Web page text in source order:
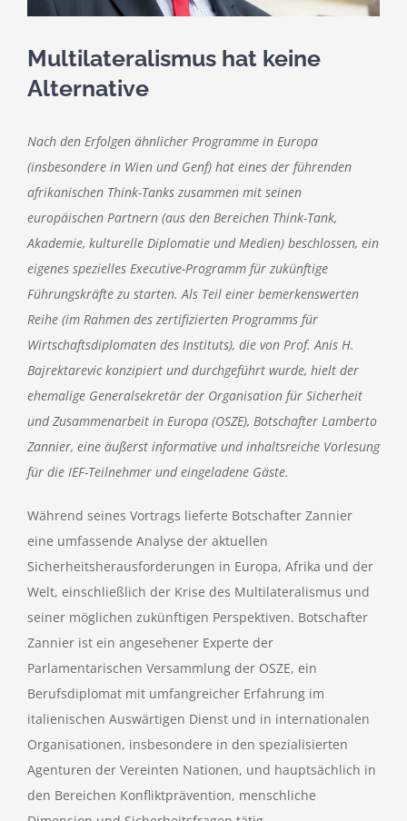
Multilateralismus hat keine
Alternative
Nach den Erfolgen ähnlicher Programme in Europa
(insbesondere in Wien und Genf) hat eines der führenden
afrikanischen Think-Tanks zusammen mit seinen
europäischen Partnern (aus den Bereichen Think-Tank,
Akademie, kulturelle Diplomatie und Medien) beschlossen, ein
eigenes spezielles Executive-Programm für zukünftige
Führungskräfte zu starten. Als Teil einer bemerkenswerten
Reihe (im Rahmen des zertifizierten Programms für
Wirtschaftsdiplomaten des Instituts), die von Prof. Anis H.
Bajrektarevic konzipiert und durchgeführt wurde, hielt der
ehemalige Generalsekretär der Organisation für Sicherheit
und Zusammenarbeit in Europa (OSZE), Botschafter Lamberto
Zannier, eine äußerst informative und inhaltsreiche Vorlesung
für die IEF-Teilnehmer und eingeladene Gäste.
Während seines Vortrags lieferte Botschafter Zannier
eine umfassende Analyse der aktuellen
Sicherheitsherausforderungen in Europa, Afrika und der
Welt, einschließlich der Krise des Multilateralismus und
seiner möglichen zukünftigen Perspektiven. Botschafter
Zannier ist ein angesehener Experte der
Parlamentarischen Versammlung der OSZE, ein
Berufsdiplomat mit umfangreicher Erfahrung im
italienischen Auswärtigen Dienst und in internationalen
Organisationen, insbesondere in den spezialisierten
Agenturen der Vereinten Nationen, und hauptsächlich in
den Bereichen Konfliktprävention, menschliche